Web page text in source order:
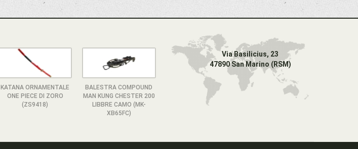
KATANA ORNAMENTALE
ONE PIECE DI ZORO
(ZS9418)
BALESTRA COMPOUND
MAN KUNG CHESTER 200
LIBBRE CAMO (MK-
XB65FC)
Via Basilicius, 23
47890 San Marino (RSM)